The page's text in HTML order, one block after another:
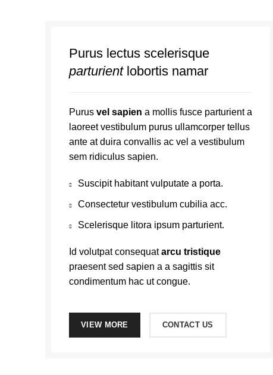
Purus lectus scelerisque
parturientlobortis namar
Purus vel sapien a mollis fusce parturient a
laoreet vestibulum purus ullamcorper tellus
ante at duira convallis ac vel a vestibulum
sem ridiculus sapien.
Suscipit habitant vulputate a porta.
Consectetur vestibulum cubilia acc.
Scelerisque litora ipsum parturient.
Id volutpat consequatarcu tristique
praesent sed sapien a a sagittis sit
condimentum hac ut congue.
VIEW MORE CONTACT US